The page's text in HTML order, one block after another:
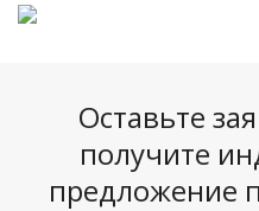
Оставьте
получите
предложение